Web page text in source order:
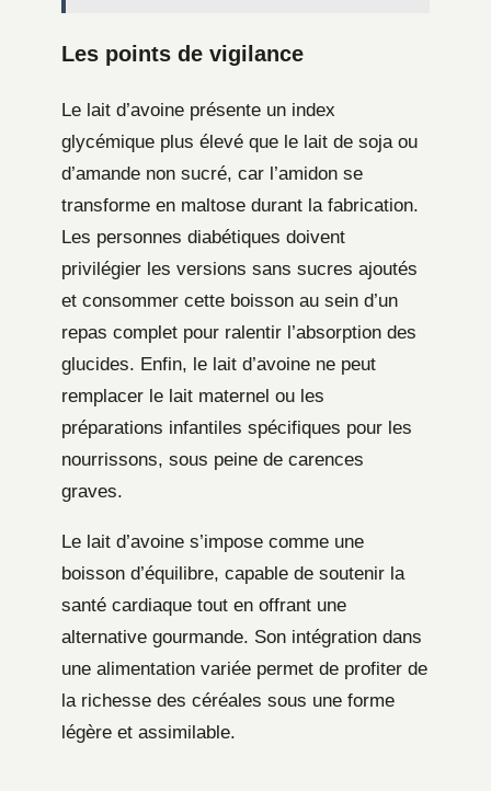
Les points de vigilance
Le lait d’avoine présente un index
glycémique plus élevé que le lait de soja ou
d’amande non sucré, car l’amidon se
transforme en maltose durant la fabrication.
Les personnes diabétiques doivent
privilégier les versions sans sucres ajoutés
et consommer cette boisson au sein d’un
repas complet pour ralentir l’absorption des
glucides. Enfin, le lait d’avoine ne peut
remplacer le lait maternel ou les
préparations infantiles spécifiques pour les
nourrissons, sous peine de carences
graves.
Le lait d’avoine s’impose comme une
boisson d’équilibre, capable de soutenir la
santé cardiaque tout en offrant une
alternative gourmande. Son intégration dans
une alimentation variée permet de profiter de
la richesse des céréales sous une forme
légère et assimilable.